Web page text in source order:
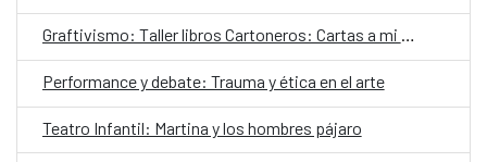
Graftivismo: Taller libros Cartoneros: Cartas a mi yo del pasado
Performance y debate: Trauma y ética en el arte
Teatro Infantil: Martina y los hombres pájaro